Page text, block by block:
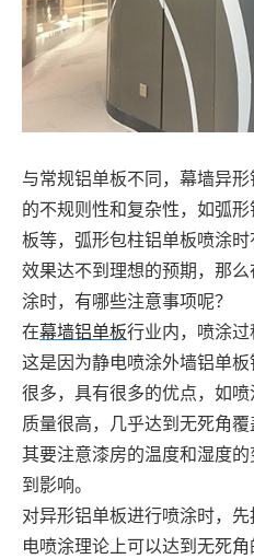
与常规铝单板不同，幕墙异
的不规则性和复杂性，如弧
板等，弧形包柱铝单板喷涂
效果达不到理想的预期，那
涂时，有哪些注意事项呢？
在幕墙铝单板行业内，喷涂过
这是因为静电喷涂外墙铝单
很多，具有很多的优点，如
质量很高，几乎达到无死角
其要注意漆房的温度和湿度
到影响。
对异形铝单板进行喷涂时，
电喷涂理论上可以达到无死